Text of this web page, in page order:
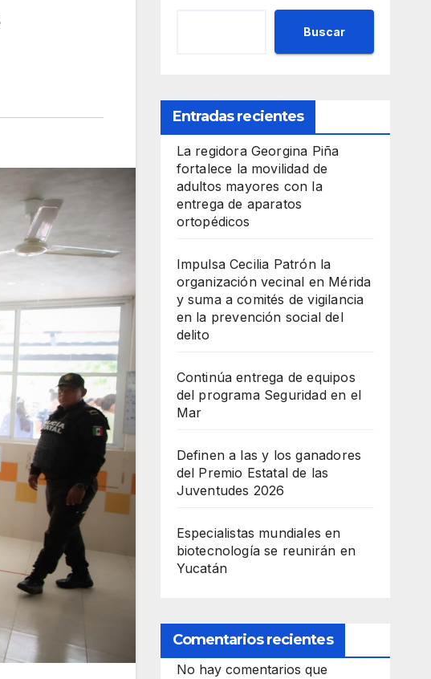
Buscar
Entradas recientes
La regidora Georgina Piña
fortalece la movilidad de
adultos mayores con la
entrega de aparatos
ortopédicos
Impulsa Cecilia Patrón la
organización vecinal en Mérida
y suma a comités de vigilancia
en la prevención social del
delito
Continúa entrega de equipos
del programa Seguridad en el
Mar
Definen a las y los ganadores
del Premio Estatal de las
Juventudes 2026
Especialistas mundiales en
biotecnología se reunirán en
Yucatán
Comentarios recientes
No hay comentarios que